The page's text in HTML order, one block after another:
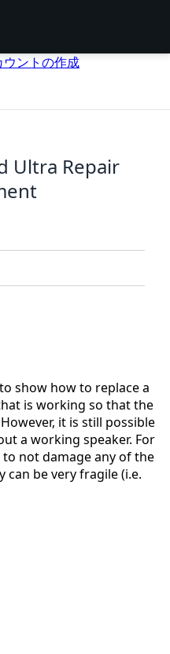
ウントの作成
Ultra Repair
show how to replace a
is working so that the
it is still possible
a working speaker. For
not damage any of the
be very fragile (i.e.